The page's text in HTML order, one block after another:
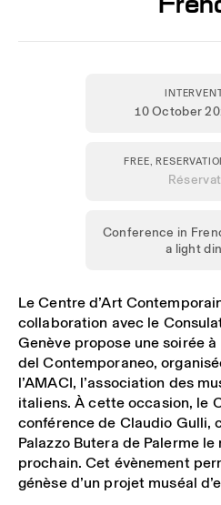
10 October
FREE,
Conference in
a light
Le Centre d’Art
collaboration avec le
Genève propose une soirée
del Contemporaneo,
l’AMACI, l’association des
italiens. À cette occasion, le
conférence de Claudio Gulli,
Palazzo Butera de Palerme
prochain. Cet évènement
génèse d’un projet muséal